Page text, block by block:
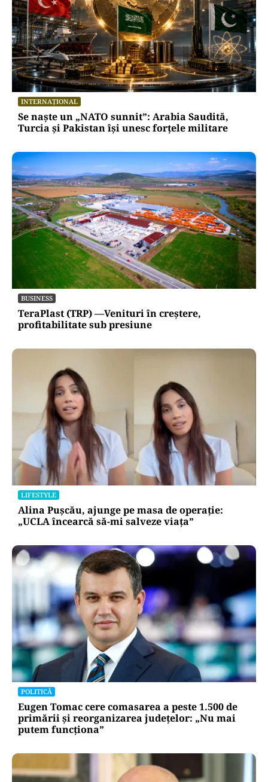
INTERNAȚIONAL
Se naște un „NATO sunnit”: Arabia Saudită,
Turcia și Pakistan își unesc forțele militare
BUSINESS
TeraPlast (TRP) —Venituri în creștere,
profitabilitate sub presiune
LIFESTYLE
Alina Pușcău, ajunge pe masa de operație:
„UCLA încearcă să-mi salveze viața”
POLITICĂ
Eugen Tomac cere comasarea a peste 1.500 de
primării și reorganizarea județelor: „Nu mai
putem funcționa”